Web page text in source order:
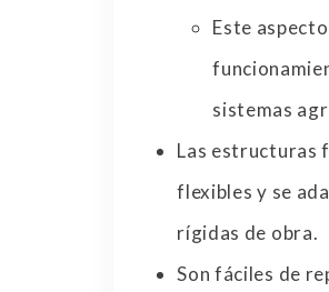
Este
sistemas
Las estructuras
flexibles y se
rígidas de obra.
Son fáciles de